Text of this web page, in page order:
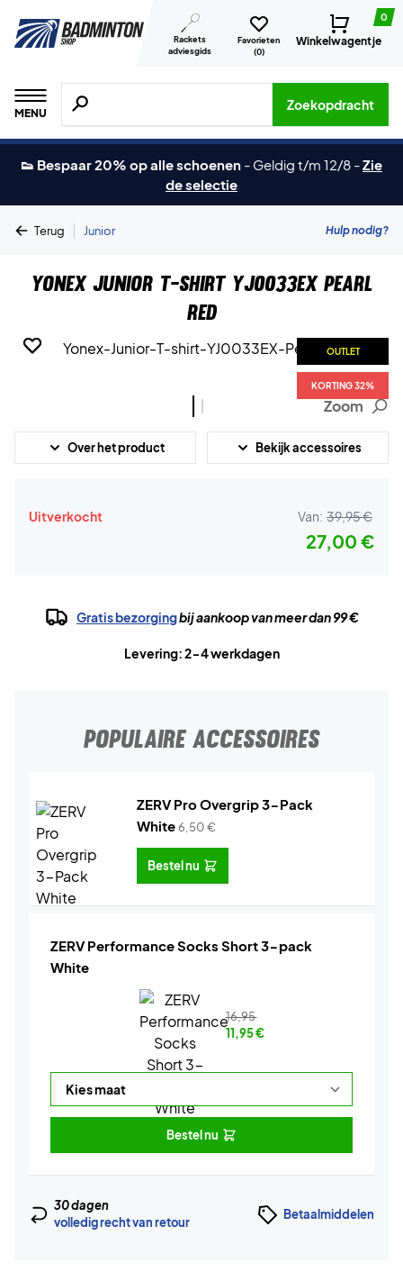
Rackets
adviesgids
Favorieten
(0)
0
Winkelwagentje
MENU
Zoeken naar producten, merken etc.
Zoekopdracht
👟 Bespaar 20% op alle schoenen - Geldig t/m 12/8 -Zie
de selectie
Terug | Junior Hulp nodig?
Yonex Junior T-shirt YJ0033EX Pearl
Red
OUTLET
KORTING 32%
OUTLET
KORTING 32%
Zoom
Over het product Bekijk accessoires
Uitverkocht Van: 39,95 €
27,00 €
Gratis bezorgingbij aankoop van meer dan 99 €
Levering: 2-4 werkdagen
POPULAIRE ACCESSOIRES
ZERV Pro Overgrip 3-Pack
White6,50€
Bestel nu
ZERV Performance Socks Short 3-pack
White
16,95
11,95€
Bestel nu
30 dagen
volledig recht van retour
Betaalmiddelen